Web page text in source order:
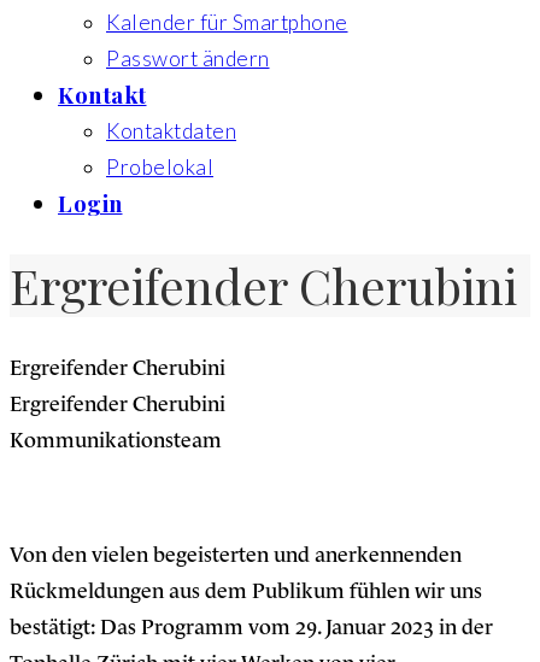
Kalender für Smartphone
Passwort ändern
Kontakt
Kontaktdaten
Probelokal
Login
Ergreifender Cherubini
Ergreifender Cherubini
Ergreifender Cherubini
Kommunikationsteam
Von den vielen begeisterten und anerkennenden
Rückmeldungen aus dem Publikum fühlen wir uns
bestätigt: Das Programm vom 29. Januar 2023 in der